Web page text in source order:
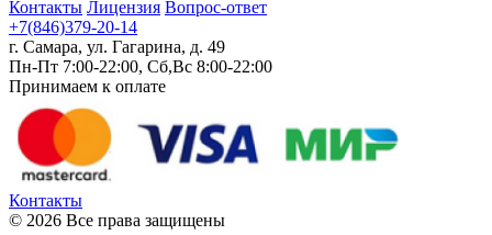
Контакты Лицензия Вопрос-ответ
+7(846)379-20-14
г. Самара, ул. Гагарина, д. 49
Пн-Пт 7:00-22:00, Сб,Вс 8:00-22:00
Принимаем к оплате
Контакты
© 2026 Все права защищены